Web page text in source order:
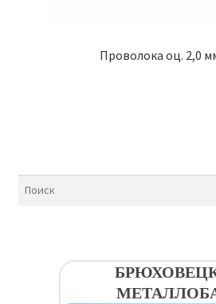
Проволока оц. 2,0